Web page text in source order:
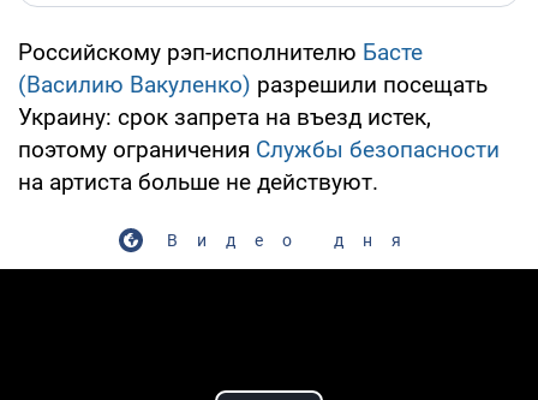
Российскому рэп-исполнителю Басте
(Василию Вакуленко) разрешили посещать
Украину: срок запрета на въезд истек,
поэтому ограничения Службы безопасности
на артиста больше не действуют.
Видео дня